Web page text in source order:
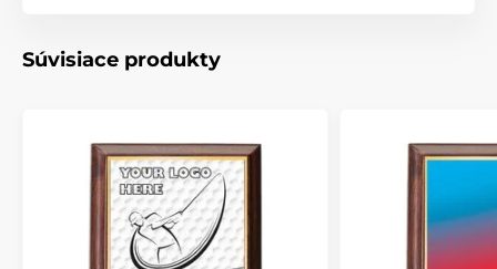
Súvisiace produkty